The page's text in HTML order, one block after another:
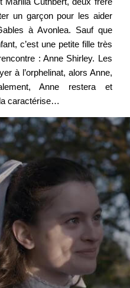
un garçon pour les aider
à Avonlea. Sauf que
c’est une petite fille très
: Anne Shirley. Les
à l’orphelinat, alors Anne,
Anne restera et
caractérise…